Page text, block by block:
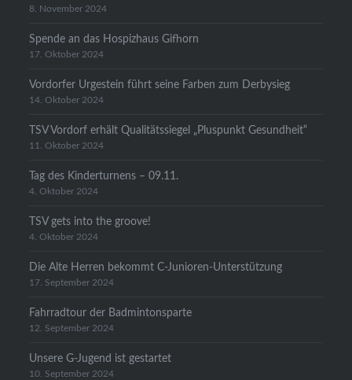
8. November 2024
Spende an das Hospizhaus Gifhorn
17. Oktober 2024
Vordorfer Urgestein führt seine Farben zum Derbysieg
14. Oktober 2024
TSV Vordorf erhält Qualitätssiegel „Pluspunkt Gesundheit“
11. Oktober 2024
Tag des Kinderturnens – 09.11.
4. Oktober 2024
TSV gets into the groove!
4. Oktober 2024
Die Alte Herren bekommt C-Junioren-Unterstützung
17. September 2024
Fahrradtour der Badmintonsparte
12. September 2024
Unsere G-Jugend ist gestartet
10. September 2024